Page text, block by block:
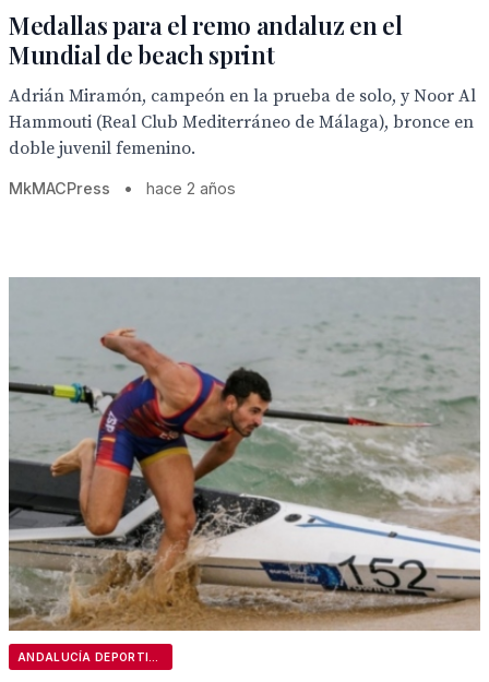
Medallas para el remo andaluz en el
Mundial de beach sprint
Adrián Miramón, campeón en la prueba de solo, y Noor Al
Hammouti (Real Club Mediterráneo de Málaga), bronce en
doble juvenil femenino.
MkMACPress • hace 2 años